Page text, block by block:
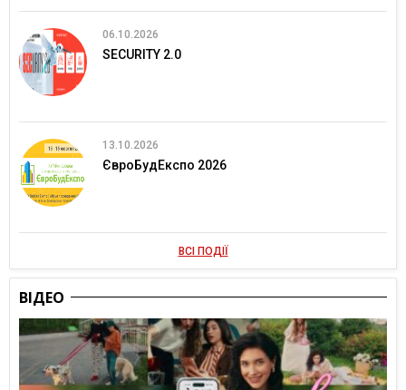
06.10.2026
SECURITY 2.0
13.10.2026
ЄвроБудЕкспо 2026
ВСІ ПОДІЇ
ВІДЕО